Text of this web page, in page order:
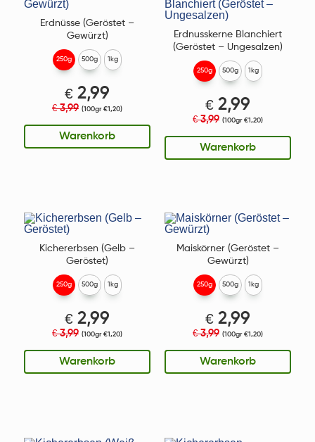
Erdnüsse (Geröstet –
Gewürzt)
250g
€ 2,99
€3,99 (100gr €1,20)
Warenkorb
500g 1kg
Erdnusskerne Blanchiert
(Geröstet – Ungesalzen)
250g
€ 2,99
€3,99 (100gr €1,20)
Warenkorb
500g 1kg
Kichererbsen (Gelb –
Geröstet)
250g
€ 2,99
€3,99 (100gr €1,20)
Warenkorb
500g 1kg
Maiskörner (Geröstet –
Gewürzt)
250g
€ 2,99
€3,99 (100gr €1,20)
Warenkorb
500g 1kg